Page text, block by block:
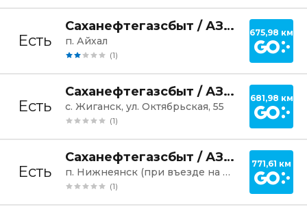
Есть
Саханефтегазсбыт / АЗС №142
п. Айхал
(1)
675,98 км
Есть
Саханефтегазсбыт / АЗС №057
с. Жиганск, ул. Октябрьская, 55
(1)
681,98 км
Есть
Саханефтегазсбыт / АЗС №042
п. Нижнеянск (при въезде на нефтебазу)
(1)
771,61 км